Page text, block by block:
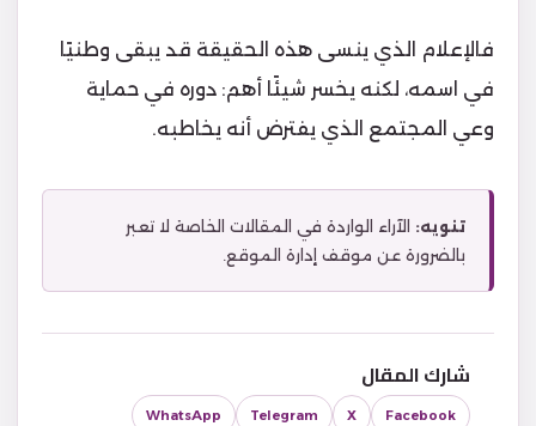
فالإعلام الذي ينسى هذه الحقيقة قد يبقى وطنيًا
في اسمه، لكنه يخسر شيئًا أهم: دوره في حماية
وعي المجتمع الذي يفترض أنه يخاطبه.
تنويه: الآراء الواردة في المقالات الخاصة لا تعبر
بالضرورة عن موقف إدارة الموقع.
شارك المقال
Facebook
X
Telegram
WhatsApp